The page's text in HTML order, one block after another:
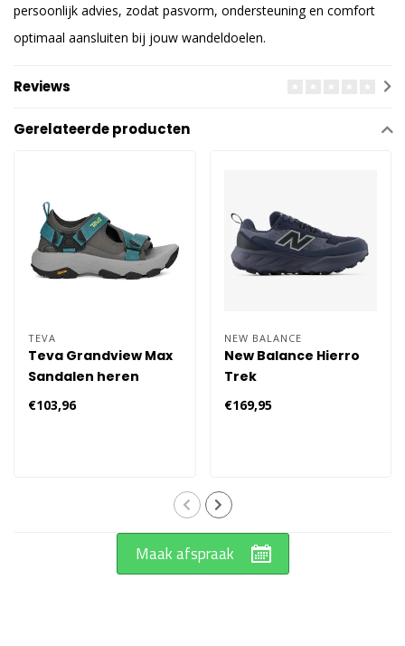
persoonlijk advies, zodat pasvorm, ondersteuning en comfort
optimaal aansluiten bij jouw wandeldoelen.
Reviews
Gerelateerde producten
TEVA
Teva Grandview Max
Sandalen heren
€103,96
NEW BALANCE
New Balance Hierro
Trek
Wandelschoenen
€169,95
Maak afspraak